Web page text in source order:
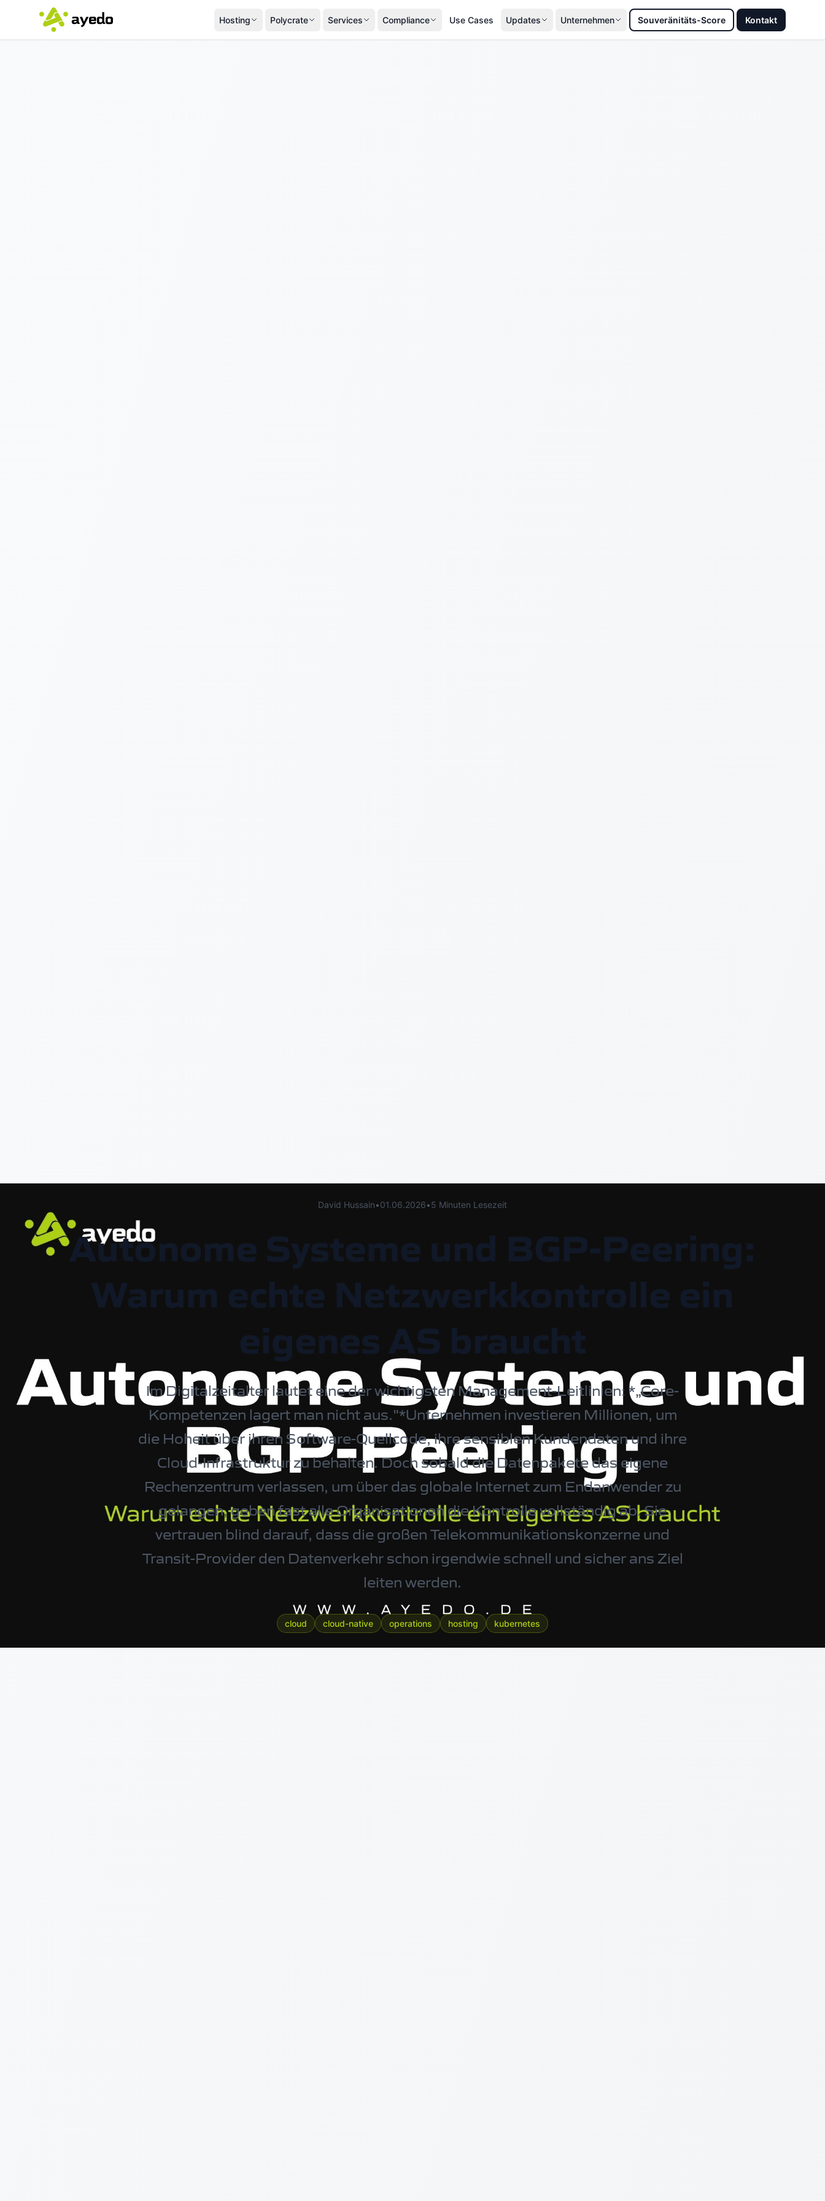
Hosting Polycrate Services Compliance Use Cases Updates Unternehmen Souveränitäts-Score Kontakt
David Hussain•01.06.2026•5 Minuten Lesezeit
Autonome Systeme und BGP-Peering:
Warum echte Netzwerkkontrolle ein
eigenes AS braucht
Im Digitalzeitalter lautet eine der wichtigsten Management-Leitlinien: *„Core-
Kompetenzen lagert man nicht aus."*Unternehmen investieren Millionen, um
die Hoheit über ihren Software-Quellcode, ihre sensiblen Kundendaten und ihre
Cloud-Infrastruktur zu behalten. Doch sobald die Datenpakete das eigene
Rechenzentrum verlassen, um über das globale Internet zum Endanwender zu
gelangen, geben fast alle Organisationen die Kontrolle vollständig ab. Sie
vertrauen blind darauf, dass die großen Telekommunikationskonzerne und
Transit-Provider den Datenverkehr schon irgendwie schnell und sicher ans Ziel
leiten werden.
cloud cloud-native operations hosting kubernetes